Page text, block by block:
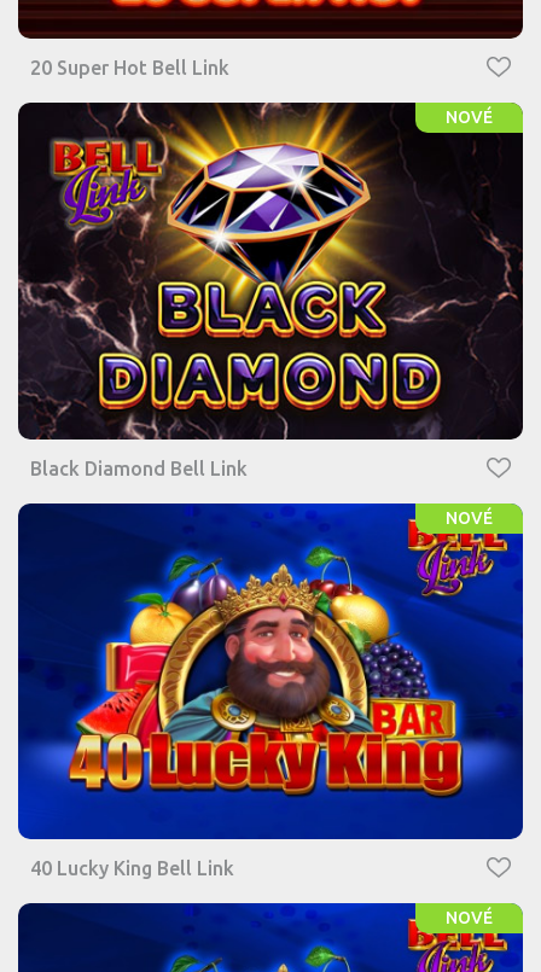
20 Super Hot Bell Link
Black Diamond Bell Link
NOVÉ
40 Lucky King Bell Link
NOVÉ
NOVÉ